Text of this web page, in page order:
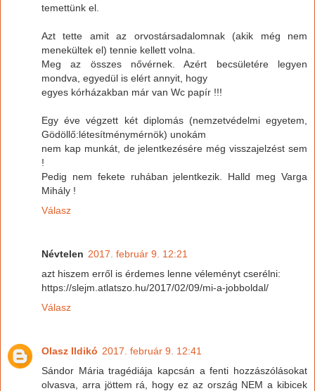
temettünk el.
Azt tette amit az orvostársadalomnak (akik még nem
menekültek el) tennie kellett volna.
Meg az összes nővérnek. Azért becsületére legyen
mondva, egyedül is elért annyit, hogy
egyes kórházakban már van Wc papír !!!
Egy éve végzett két diplomás (nemzetvédelmi egyetem,
Gödöllő:létesítménymérnök) unokám
nem kap munkát, de jelentkezésére még visszajelzést sem
!
Pedig nem fekete ruhában jelentkezik. Halld meg Varga
Mihály !
Válasz
Névtelen 2017. február 9. 12:21
azt hiszem erről is érdemes lenne véleményt cserélni:
https://slejm.atlatszo.hu/2017/02/09/mi-a-jobboldal/
Válasz
Olasz Ildikó 2017. február 9. 12:41
Sándor Mária tragédiája kapcsán a fenti hozzászólásokat
olvasva, arra jöttem rá, hogy ez az ország NEM a kibicek